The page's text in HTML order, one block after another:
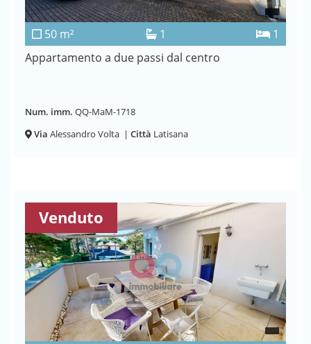
50 m² 1
1
Appartamento a due passi dal centro
Num. imm. QQ-MaM-1718
Via Alessandro Volta | Città Latisana
Venduto